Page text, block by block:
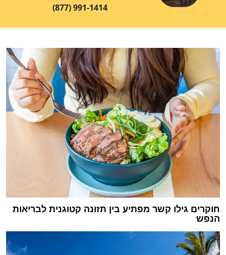
(877) 991-1414
חוקרים גילו קשר מפתיע בין תזונה קטוגנית לבריאות
הנפש